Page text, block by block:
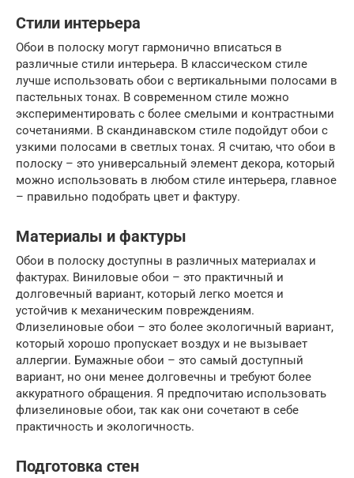
Стили интерьера
Обои в полоску могут гармонично вписаться в
различные стили интерьера. В классическом стиле
лучше использовать обои с вертикальными полосами в
пастельных тонах. В современном стиле можно
экспериментировать с более смелыми и контрастными
сочетаниями. В скандинавском стиле подойдут обои с
узкими полосами в светлых тонах. Я считаю, что обои в
полоску – это универсальный элемент декора, который
можно использовать в любом стиле интерьера, главное
– правильно подобрать цвет и фактуру.
Материалы и фактуры
Обои в полоску доступны в различных материалах и
фактурах. Виниловые обои – это практичный и
долговечный вариант, который легко моется и
устойчив к механическим повреждениям.
Флизелиновые обои – это более экологичный вариант,
который хорошо пропускает воздух и не вызывает
аллергии. Бумажные обои – это самый доступный
вариант, но они менее долговечны и требуют более
аккуратного обращения. Я предпочитаю использовать
флизелиновые обои, так как они сочетают в себе
практичность и экологичность.
Подготовка стен